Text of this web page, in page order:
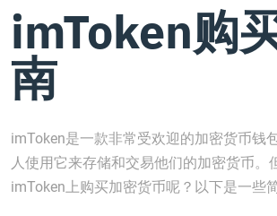
imToken购
南
imToken是一款非常受欢迎的加密货币钱
人使用它来存储和交易他们的加密货币。
imToken上购买加密货币呢？以下是一些